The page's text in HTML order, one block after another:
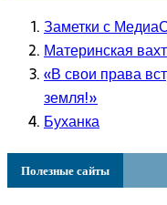
Заметки с
Материнская
«В свои права
земля!»
Буханка
Полезные сайты